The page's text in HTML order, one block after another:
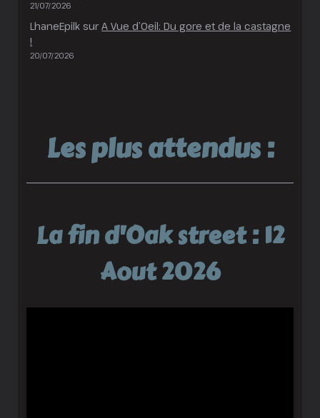
21/07/2026
LhaneEpilk surA Vue d’Oeil: Du gore et de la castagne
!
20/07/2026
Les plus attendus :
La fin d'Oak street : 12
Aout 2026